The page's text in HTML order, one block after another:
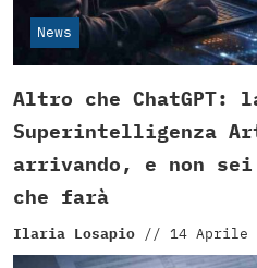
News
Altro che ChatGPT:
Superintelligenza
arrivando, e non
che farà
Ilaria Losapio // 14 Aprile